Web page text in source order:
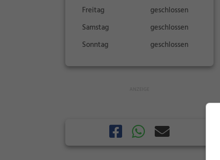
Freitag
geschlossen
Samstag
geschlossen
Sonntag
geschlossen